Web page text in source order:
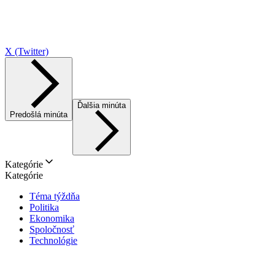
X (Twitter)
Predošlá minúta
Ďalšia minúta
Kategórie
Kategórie
Téma týždňa
Politika
Ekonomika
Spoločnosť
Technológie